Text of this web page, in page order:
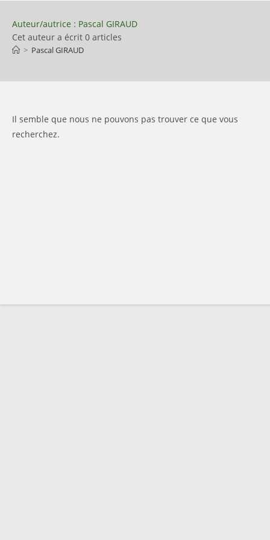
content
Auteur/autrice : Pascal GIRAUD
Cet auteur a écrit 0 articles
> Pascal GIRAUD
Il semble que nous ne pouvons pas trouver ce que vous
recherchez.